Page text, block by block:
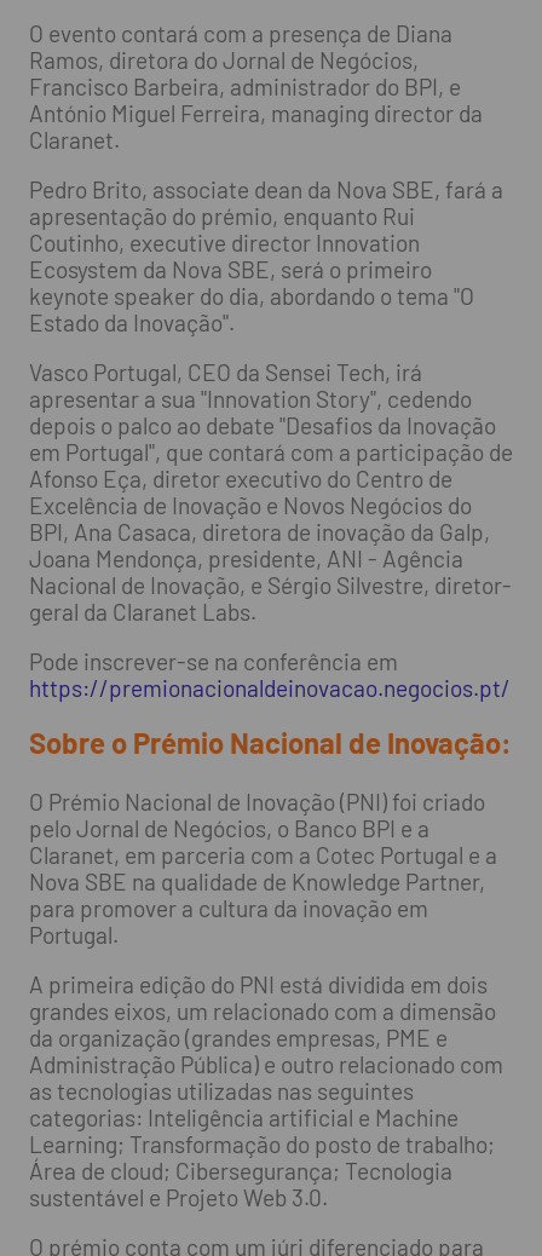
O evento contará com a presença de Diana
Ramos, diretora do Jornal de Negócios,
Francisco Barbeira, administrador do BPI, e
António Miguel Ferreira, managing director da
Claranet.
Pedro Brito, associate dean da Nova SBE, fará a
apresentação do prémio, enquanto Rui
Coutinho, executive director Innovation
Ecosystem da Nova SBE, será o primeiro
keynote speaker do dia, abordando o tema "O
Estado da Inovação".
Vasco Portugal, CEO da Sensei Tech, irá
apresentar a sua "Innovation Story", cedendo
depois o palco ao debate "Desafios da Inovação
em Portugal", que contará com a participação de
Afonso Eça, diretor executivo do Centro de
Excelência de Inovação e Novos Negócios do
BPI, Ana Casaca, diretora de inovação da Galp,
Joana Mendonça, presidente, ANI - Agência
Nacional de Inovação, e Sérgio Silvestre, diretor-
geral da Claranet Labs.
Pode inscrever-se na conferência em
https://premionacionaldeinovacao.negocios.pt/
Sobre o Prémio Nacional de Inovação:
O Prémio Nacional de Inovação (PNI) foi criado
pelo Jornal de Negócios, o Banco BPI e a
Claranet, em parceria com a Cotec Portugal e a
Nova SBE na qualidade de Knowledge Partner,
para promover a cultura da inovação em
Portugal.
A primeira edição do PNI está dividida em dois
grandes eixos, um relacionado com a dimensão
da organização (grandes empresas, PME e
Administração Pública) e outro relacionado com
as tecnologias utilizadas nas seguintes
categorias: Inteligência artificial e Machine
Learning; Transformação do posto de trabalho;
Área de cloud; Cibersegurança; Tecnologia
sustentável e Projeto Web 3.0.
O prémio conta com um júri diferenciado para